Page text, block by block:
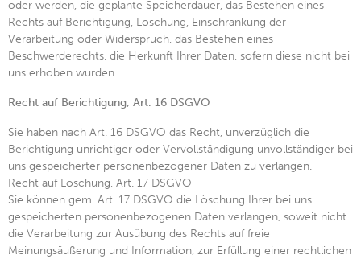
oder werden, die geplante Speicherdauer, das Bestehen eines
Rechts auf Berichtigung, Löschung, Einschränkung der
Verarbeitung oder Widerspruch, das Bestehen eines
Beschwerderechts, die Herkunft Ihrer Daten, sofern diese nicht bei
uns erhoben wurden.
Recht auf Berichtigung, Art. 16 DSGVO
Sie haben nach Art. 16 DSGVO das Recht, unverzüglich die
Berichtigung unrichtiger oder Vervollständigung unvollständiger bei
uns gespeicherter personenbezogener Daten zu verlangen.
Recht auf Löschung, Art. 17 DSGVO
Sie können gem. Art. 17 DSGVO die Löschung Ihrer bei uns
gespeicherten personenbezogenen Daten verlangen, soweit nicht
die Verarbeitung zur Ausübung des Rechts auf freie
Meinungsäußerung und Information, zur Erfüllung einer rechtlichen